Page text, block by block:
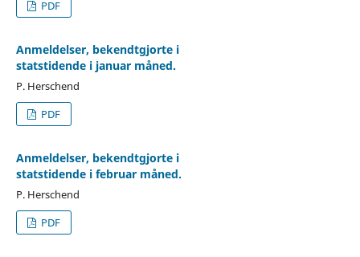
PDF
Anmeldelser, bekendtgjorte i
statstidende i januar måned.
P. Herschend
PDF
Anmeldelser, bekendtgjorte i
statstidende i februar måned.
P. Herschend
PDF